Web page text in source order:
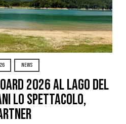
NEWS
2026 al Lago del
lo spettacolo,